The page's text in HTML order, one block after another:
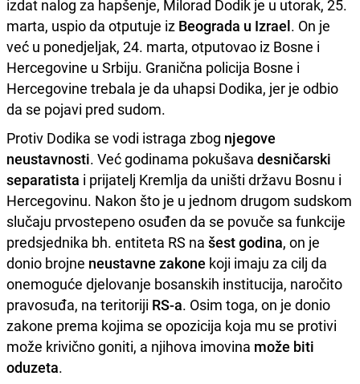
izdat nalog za hapšenje, Milorad Dodik je u utorak, 25.
marta, uspio da otputuje iz Beograda u Izrael. On je
već u ponedjeljak, 24. marta, otputovao iz Bosne i
Hercegovine u Srbiju. Granična policija Bosne i
Hercegovine trebala je da uhapsi Dodika, jer je odbio
da se pojavi pred sudom.
Protiv Dodika se vodi istraga zbog njegove
neustavnosti. Već godinama pokušava desničarski
separatista i prijatelj Kremlja da uništi državu Bosnu i
Hercegovinu. Nakon što je u jednom drugom sudskom
slučaju prvostepeno osuđen da se povuče sa funkcije
predsjednika bh. entiteta RS na šest godina, on je
donio brojne neustavne zakone koji imaju za cilj da
onemoguće djelovanje bosanskih institucija, naročito
pravosuđa, na teritoriji RS-a. Osim toga, on je donio
zakone prema kojima se opozicija koja mu se protivi
može krivično goniti, a njihova imovina može biti
oduzeta.